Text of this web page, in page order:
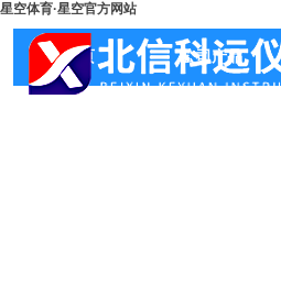
星空体育·星空官方网站
首页 公司产品